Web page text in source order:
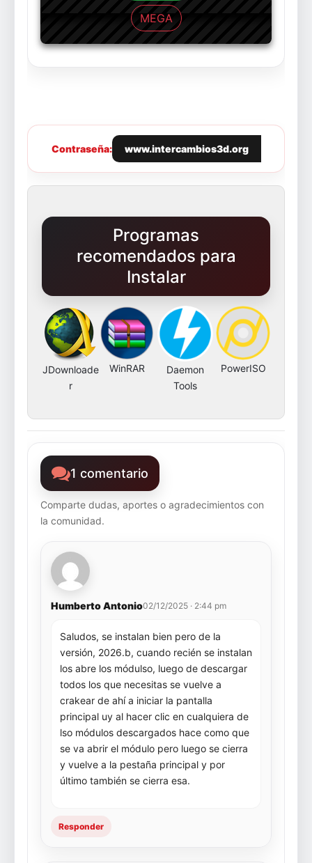
MEGA
Contraseña: www.intercambios3d.org
Programas
recomendados para
Instalar
JDownloade
r
WinRAR
Daemon
Tools
PowerISO
1 comentario
Comparte dudas, aportes o agradecimientos con
la comunidad.
Humberto Antonio02/12/2025 · 2:44 pm
Saludos, se instalan bien pero de la
versión, 2026.b, cuando recién se instalan
los abre los módulso, luego de descargar
todos los que necesitas se vuelve a
crakear de ahí a iniciar la pantalla
principal uy al hacer clic en cualquiera de
lso módulos descargados hace como que
se va abrir el módulo pero luego se cierra
y vuelve a la pestaña principal y por
último también se cierra esa.
Responder